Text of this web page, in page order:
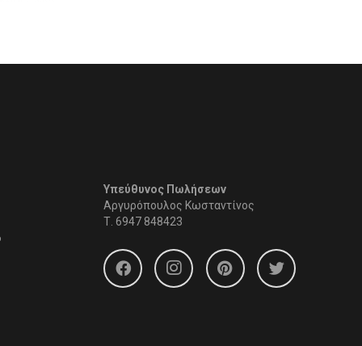
Υπεύθυνος Πωλήσεων
Αργυρόπουλος Κωσταντίνος
Τ. 6947 848423